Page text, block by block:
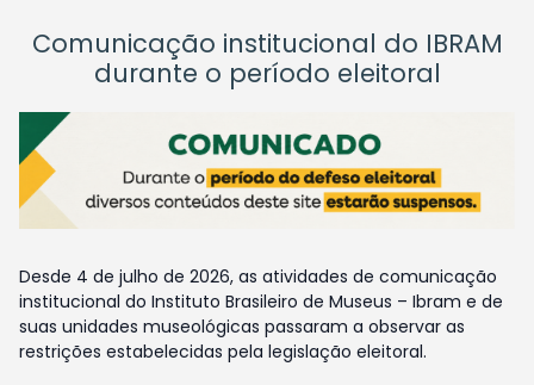
Comunicação institucional do IBRAM
durante o período eleitoral
Desde 4 de julho de 2026, as atividades de comunicação
institucional do Instituto Brasileiro de Museus – Ibram e de
suas unidades museológicas passaram a observar as
restrições estabelecidas pela legislação eleitoral.